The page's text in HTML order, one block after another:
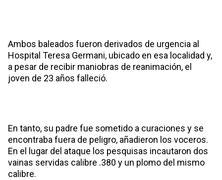
Ambos baleados fueron derivados de urgencia al
Hospital Teresa Germani, ubicado en esa localidad y,
a pesar de recibir maniobras de reanimación, el
joven de 23 años falleció.
En tanto, su padre fue sometido a curaciones y se
encontraba fuera de peligro, añadieron los voceros.
En el lugar del ataque los pesquisas incautaron dos
vainas servidas calibre .380 y un plomo del mismo
calibre.